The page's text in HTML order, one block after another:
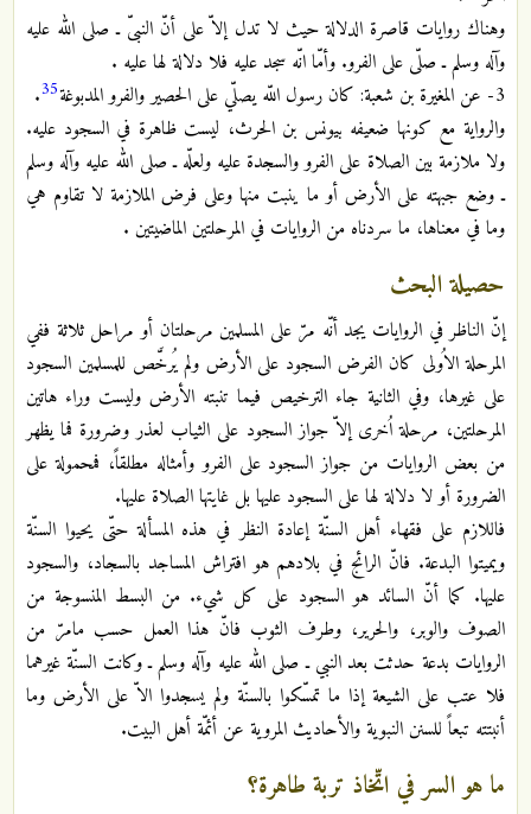
وهناك روايات قاصرة الدلالة حيث لا تدل إلاّ على أنّ النبىّ ـ صلى الله عليه
وآله وسلم ـ صلّى على الفرو. وأمّا انّه سجد عليه فلا دلالة لها عليه .
3- عن المغيرة بن شعبة: كان رسول اللّه يصلّي على الحصير والفرو المدبوغة
35
.
والرواية مع كونها ضعيفه بيونس بن الحرث، ليست ظاهرة في السجود عليه.
ولا ملازمة بين الصلاة على الفرو والسجدة عليه ولعلّه ـ صلى الله عليه وآله وسلم
ـ وضع جبهته على الأرض أو ما ينبت منها وعلى فرض الملازمة لا تقاوم هي
وما في معناها، ما سردناه من الروايات في المرحلتين الماضيتين .
حصيلة البحث
إنّ الناظر في الروايات يجد أنّه مرّ على المسلمين مرحلتان أو مراحل ثلاثة ففي
المرحلة الاُولى كان الفرض السجود على الأرض ولم يُرخَّص للمسلمين السجود
على غيرها، وفي الثانية جاء الترخيص فيما تنبته الأرض وليست وراء هاتين
المرحلتين، مرحلة اُخرى إلاّ جواز السجود على الثياب لعذر وضرورة فما يظهر
من بعض الروايات من جواز السجود على الفرو وأمثاله مطلقاً، فمحمولة على
الضرورة أو لا دلالة لها على السجود عليها بل غايتها الصلاة عليها.
فاللازم على فقهاء أهل السنّة إعادة النظر في هذه المسألة حتّى يحيوا السنّة
ويميتوا البدعة. فانّ الرائج في بلادهم هو افتراش المساجد بالسجاد، والسجود
عليها. كما أنّ السائد هو السجود على كل شيء. من البسط المنسوجة من
الصوف والوبر، والحرير، وطرف الثوب فانّ هذا العمل حسب مامرّ من
الروايات بدعة حدثت بعد النبي ـ صلى الله عليه وآله وسلم ـ وكانت السنّة غيرهما
فلا عتب على الشيعة إذا ما تمسّكوا بالسنّة ولم يسجدوا الاّ على الأرض وما
أنبتته تبعاً للسنن النبوية والأحاديث المروية عن أئمّة أهل البيت.
ما هو السر في اتّخاذ تربة طاهرة؟